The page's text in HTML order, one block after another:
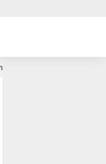
Mabigus dan Pembina